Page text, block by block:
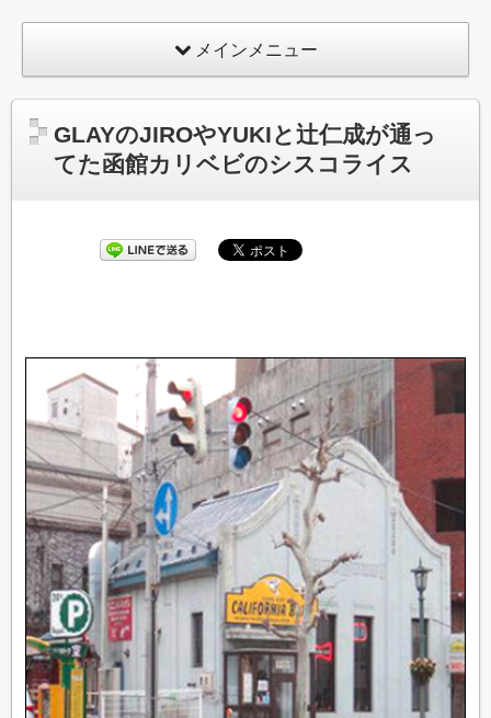
メインメニュー
GLAYのJIROやYUKIと辻仁成が通っ
てた函館カリベビのシスコライス